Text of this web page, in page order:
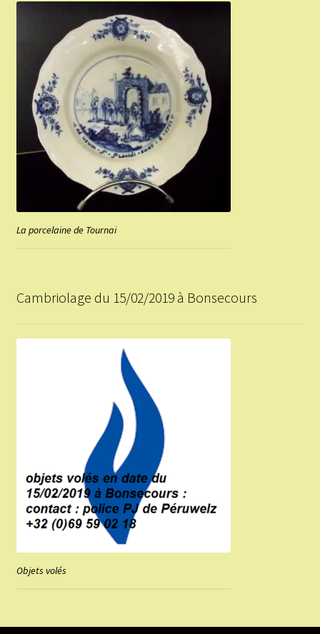
La porcelaine de Tournai
Cambriolage du 15/02/2019 à Bonsecours
Objets volés